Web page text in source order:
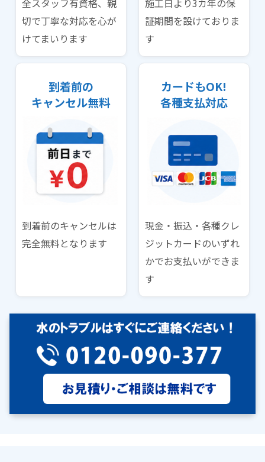
切で丁寧な対応を心が
けてまいります
証期間を設けておりま
す
到着前の
キャンセル無料
到着前のキャンセルは
完全無料となります
カードもOK!
各種支払対応
現金・振込・各種クレ
ジットカードのいずれ
かでお支払いができま
す